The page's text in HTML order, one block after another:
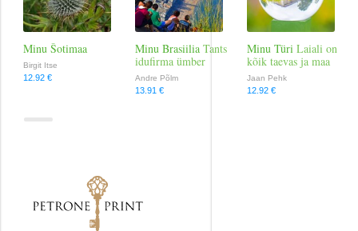
Tervis ja elustiil
Väliskirjandus
Minu Šotimaa
Birgit Itse
12.92 €
Minu Brasiilia Tants
idufirma ümber
Andre Põlm
13.91 €
Minu Türi Laiali on
kõik taevas ja maa
Jaan Pehk
12.92 €